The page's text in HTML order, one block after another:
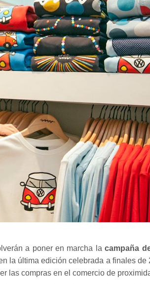
a poner en marcha lacampaña
la última edición celebrada a finales de
las compras en el comercio de